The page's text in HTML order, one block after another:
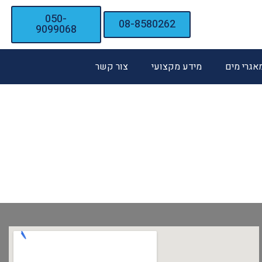
08-8580262
050-
9099068
מים מידע מקצועי צור קשר